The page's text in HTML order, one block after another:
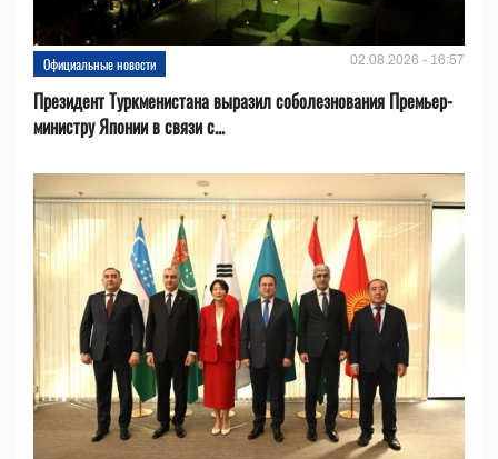
Официальные новости 02.08.2026 - 16:57
Президент Туркменистана выразил соболезнования Премьер-
министру Японии в связи с...